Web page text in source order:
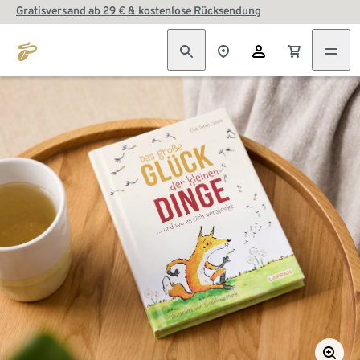
Gratisversand ab 29 € & kostenlose Rücksendung